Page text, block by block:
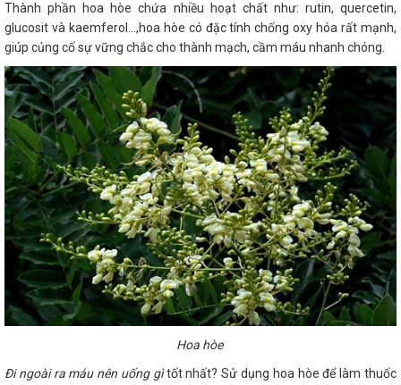
Thành phần hoa hòe chứa nhiều hoạt chất như: rutin, quercetin,
glucosit và kaemferol…,hoa hòe có đặc tính chống oxy hóa rất mạnh,
giúp củng cố sự vững chắc cho thành mạch, cầm máu nhanh chóng.
Hoa hòe
Đi ngoài ra máu nên uống gìtốt nhất? Sử dụng hoa hòe để làm thuốc